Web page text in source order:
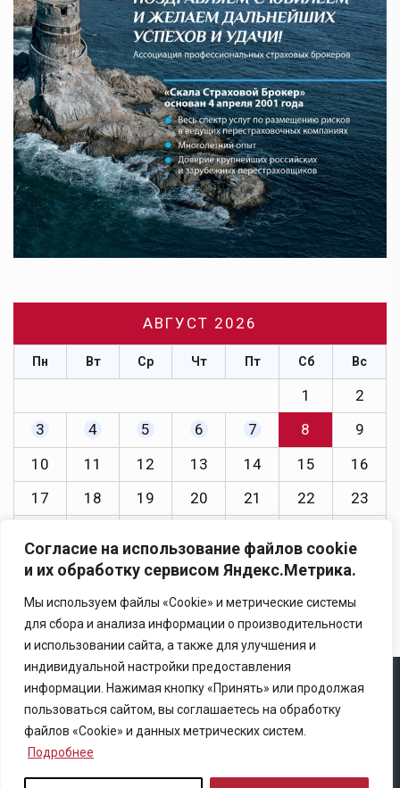
Согласие на использование файлов cookie
и их обработку сервисом Яндекс.Метрика.
Мы используем файлы «Cookie» и метрические системы
для сбора и анализа информации о производительности
и использовании сайта, а также для улучшения и
индивидуальной настройки предоставления
информации. Нажимая кнопку «Принять» или продолжая
пользоваться сайтом, вы соглашаетесь на обработку
файлов «Cookie» и данных метрических систем.
Подробнее
АВГУСТ 2026
Пн Вт Ср Чт Пт Сб Вс
1
2
3
4 5 6 7 8
9
10
11 12 13 14 15
16
17
18 19 20 21 22
23
31
« Июл
Copyright © 2025 Ассоциация «Некоммерческого
партнерство содействия развитию страхового рынка
«Центр страховой безопасности»
Правила републикации